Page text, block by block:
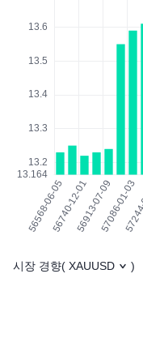
시장 경향( XAUUSD )